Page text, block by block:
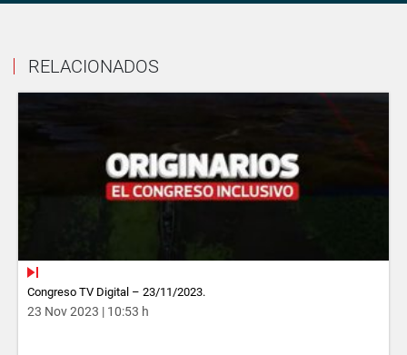
RELACIONADOS
Congreso TV Digital – 23/11/2023.
23 Nov 2023 | 10:53 h